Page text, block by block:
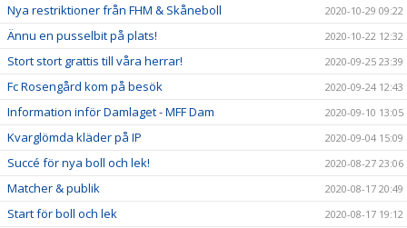
Nya restriktioner från FHM & Skåneboll 2020-10-29 09:22
Ännu en pusselbit på plats! 2020-10-22 12:32
Stort stort grattis till våra herrar! 2020-09-25 23:39
Fc Rosengård kom på besök 2020-09-24 12:43
Information inför Damlaget - MFF Dam 2020-09-10 13:05
Kvarglömda kläder på IP 2020-09-04 15:09
Succé för nya boll och lek! 2020-08-27 23:06
Matcher & publik 2020-08-17 20:49
Start för boll och lek 2020-08-17 19:12